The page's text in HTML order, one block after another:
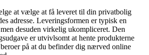
at vælge at få leveret til din privatbolig
adresse. Leveringsformen er typisk en
desuden virkelig ukompliceret. Den
er utvivlsomt at hente produkterne
på at du befinder dig nærved online